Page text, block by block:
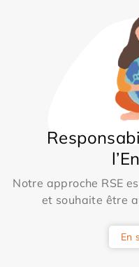
Notre approche RSE
et souhaite être
En